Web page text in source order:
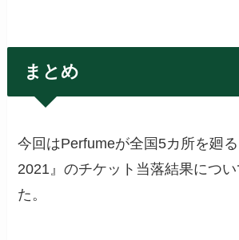
まとめ
今回はPerfumeが全国5カ所を廻
2021』のチケット当落結果につ
た。